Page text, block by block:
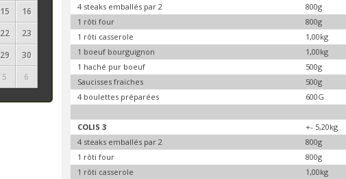
15
16
22
23
29
30
5 6
4 steaks emballés par 2
800g
1 rôti four
800g
1 rôti casserole
1,00kg
1 boeuf bourguignon
1,00kg
1 haché pur boeuf
500g
Saucisses fraiches
500g
4 boulettes préparées
600G
COLIS 3 +- 5,20kg
4 steaks emballés par 2
800g
1 rôti four
800g
1 rôti casserole
1,00kg